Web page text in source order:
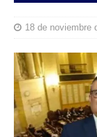
18 de noviembre